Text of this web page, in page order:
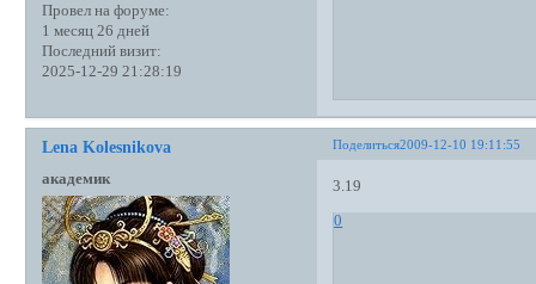
Провел на форуме:
1 месяц 26 дней
Последний визит:
2025-12-29 21:28:19
Поделиться2009-12-10 19:11:55
Lena Kolesnikova
академик 3.19
0